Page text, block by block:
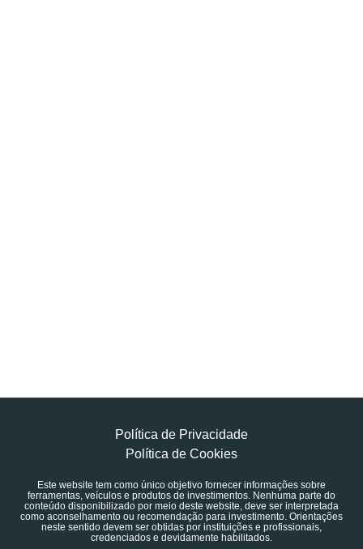
Política de Privacidade
Política de Cookies
Este website tem como único objetivo fornecer informações sobre
ferramentas, veículos e produtos de investimentos. Nenhuma parte do
conteúdo disponibilizado por meio deste website, deve ser interpretada
como aconselhamento ou recomendação para investimento. Orientações
neste sentido devem ser obtidas por instituições e profissionais,
credenciados e devidamente habilitados.